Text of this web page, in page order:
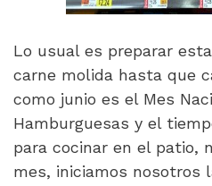
Lo usual es preparar
carne molida hasta que
como junio es el Mes
Hamburguesas y el
para cocinar en el patio,
mes, iniciamos nosotros